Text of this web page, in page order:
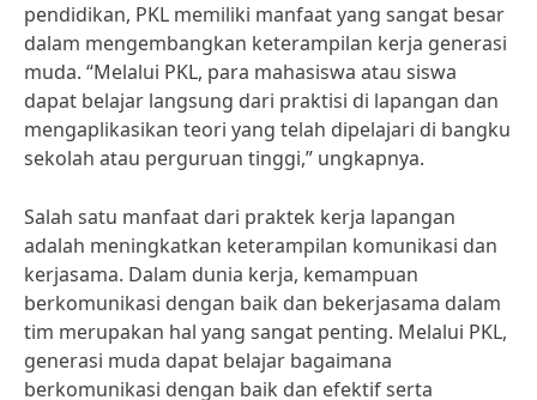
pendidikan, PKL memiliki manfaat yang sangat besar
dalam mengembangkan keterampilan kerja generasi
muda. “Melalui PKL, para mahasiswa atau siswa
dapat belajar langsung dari praktisi di lapangan dan
mengaplikasikan teori yang telah dipelajari di bangku
sekolah atau perguruan tinggi,” ungkapnya.
Salah satu manfaat dari praktek kerja lapangan
adalah meningkatkan keterampilan komunikasi dan
kerjasama. Dalam dunia kerja, kemampuan
berkomunikasi dengan baik dan bekerjasama dalam
tim merupakan hal yang sangat penting. Melalui PKL,
generasi muda dapat belajar bagaimana
berkomunikasi dengan baik dan efektif serta